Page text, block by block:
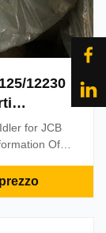
12230
for JCB
Of
200